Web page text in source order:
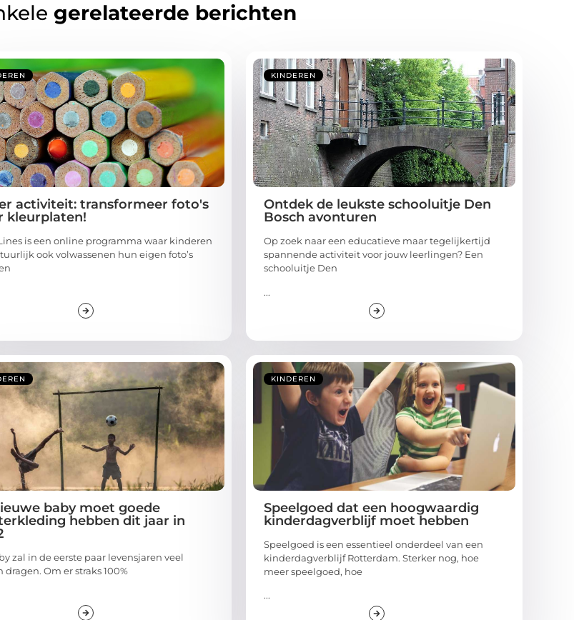
gerelateerde berichten
activiteit: transformeer foto's
kleurplaten!
is een online programma waar kinderen
ook volwassenen hun eigen foto’s
KINDEREN
Ontdek de leukste schooluitje Den
Bosch avonturen
Op zoek naar een educatieve maar tegelijkertijd
spannende activiteit voor jouw leerlingen? Een
schooluitje Den
...
baby moet goede
hebben dit jaar in
zal in de eerste paar levensjaren veel
dragen. Om er straks 100%
KINDEREN
Speelgoed dat een hoogwaardig
kinderdagverblijf moet hebben
Speelgoed is een essentieel onderdeel van een
kinderdagverblijf Rotterdam. Sterker nog, hoe
meer speelgoed, hoe
...